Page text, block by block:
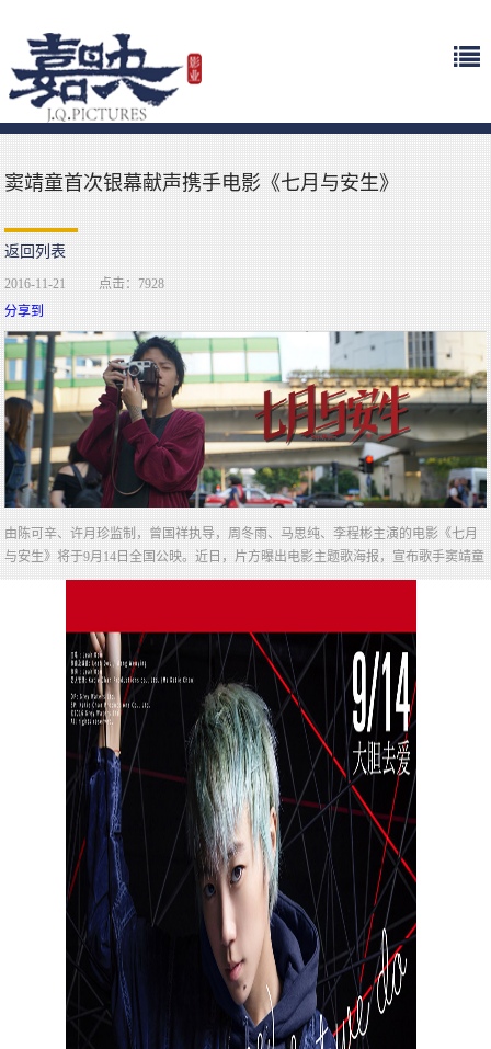
窦靖童首次银幕献声携手电影《七月与安生》
返回列表
2016-11-21
点击：7928
分享到
由陈可辛、许月珍监制，曾国祥执导，周冬雨、马思纯、李程彬主演的电影《七月
与安生》将于9月14日全国公映。近日，片方曝出电影主题歌海报，宣布歌手窦靖童
亲自为电影创作并演唱的主题歌《 (It's not a crime) It's just what we do》将于明日（9